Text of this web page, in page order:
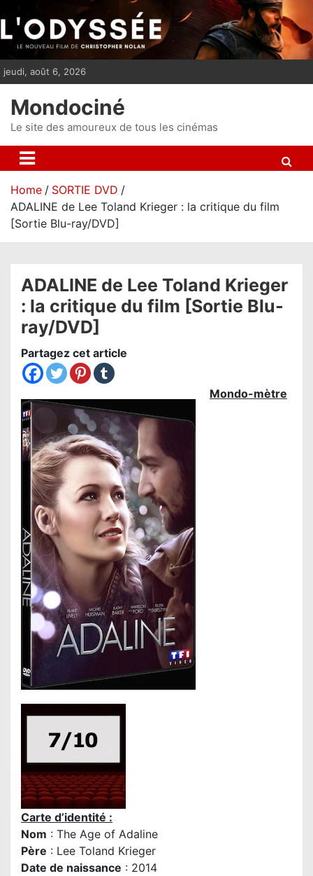
i
p
t
n
jeudi, août 6, 2026
Mondociné
Le site des amoureux de tous les cinémas
Home
SORTIE DVD
ADALINE de Lee Toland Krieger : la critique du film
[Sortie Blu-ray/DVD]
ADALINE de Lee Toland Krieger
: la critique du film [Sortie Blu-
ray/DVD]
Partagez cet article
Mondo-mètre
Carte d’identité :
Nom : The Age of Adaline
Père : Lee Toland Krieger
Date de naissance : 2014